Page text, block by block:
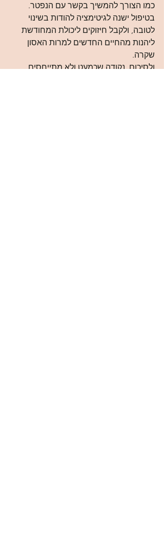
כמו הצורך להמשיך בקשר עם הנפטר.
בטיפול ישנה לגיטימציה להודות בשינוי
לטובה, ולקבל חיזוקים ליכולת המחודשת
ליהנות מהחיים החדשים למרות האסון
שקרה.
ולסיכום, נקודה שכמעט ולא מתייחסים